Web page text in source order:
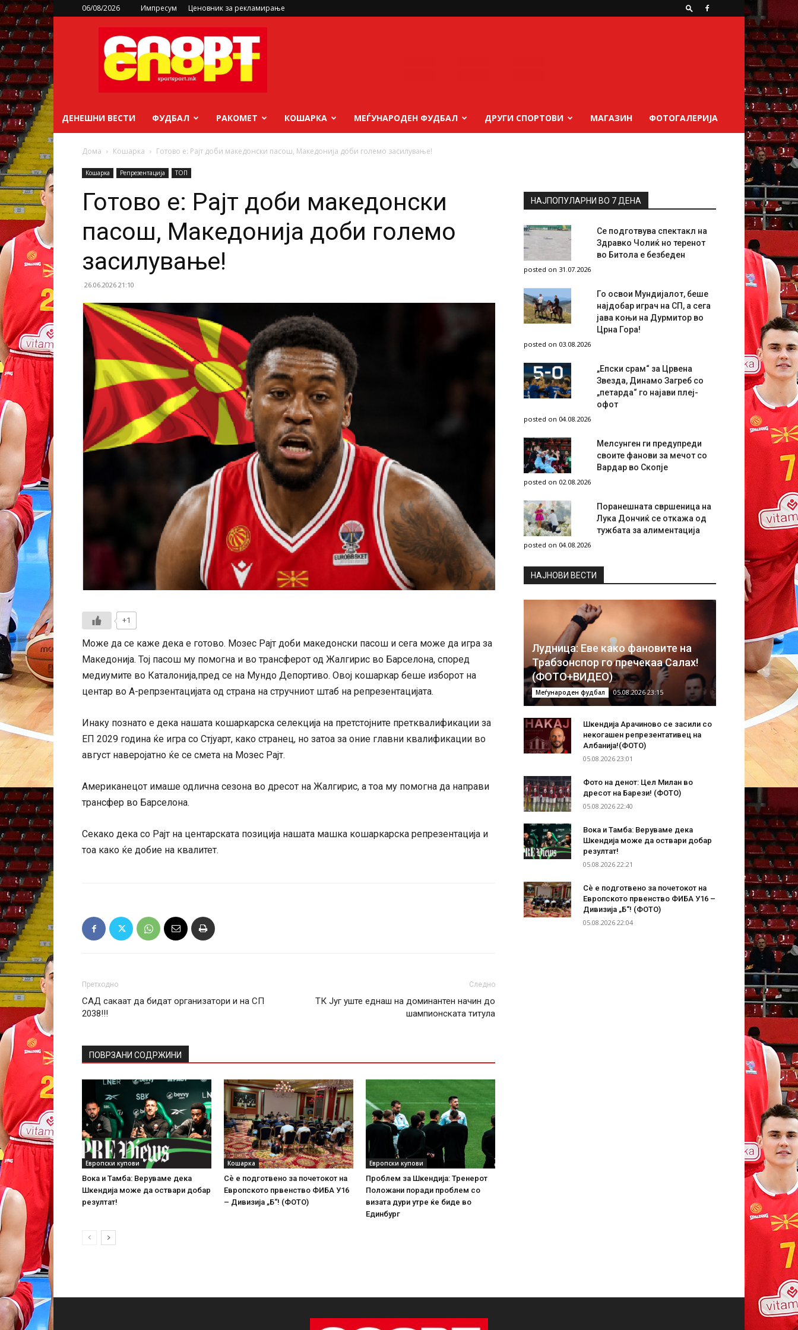
06/08/2026 Импресум Ценовник за рекламирање
sportsport.mk
ДЕНЕШНИ ВЕСТИ ФУДБАЛ РАКОМЕТ КОШАРКА МЕЃУНАРОДЕН ФУДБАЛ ДРУГИ СПОРТОВИ МАГАЗИН ФОТОГАЛЕРИЈА
Дома Кошарка Готово е: Рајт доби македонски пасош, Македонија доби големо засилување!
Кошарка Репрезентација ТОП
Готово е: Рајт доби македонски
пасош, Македонија доби големо
засилување!
26.06.2026 21:10
+1
Може да се каже дека е готово. Мозес Рајт доби македонски пасош и сега може да игра за
Македонија. Тој пасош му помогна и во трансферот од Жалгирис во Барселона, според
медиумите во Каталонија,пред се на Мундо Депортиво. Овој кошаркар беше изборот на
центар во А-репрзентацијата од страна на стручниот штаб на репрезентацијата.
Инаку познато е дека нашата кошаркарска селекција на претстојните претквалификации за
ЕП 2029 година ќе игра со Стјуарт, како странец, но затоа за оние главни квалификации во
август наверојатно ќе се смета на Мозес Рајт.
Американецот имаше одлична сезона во дресот на Жалгирис, а тоа му помогна да направи
трансфер во Барселона.
Секако дека со Рајт на центарската позиција нашата машка кошаркарска репрезентација и
тоа како ќе добие на квалитет.
Претходно
САД сакаат да бидат организатори и на СП
2038!!!
Следно
ТК Југ уште еднаш на доминантен начин до
шампионската титула
ПОВРЗАНИ СОДРЖИНИ
Европски купови
Вока и Тамба: Веруваме дека
Шкендија може да оствари добар
резултат!
Кошарка
Сѐ е подготвено за почетокот на
Европското првенство ФИБА У16
– Дивизија „Б“! (ФОТО)
Европски купови
Проблем за Шкендија: Тренерот
Положани поради проблем со
визата дури утре ќе биде во
Единбург
НАЈПОПУЛАРНИ ВО 7 ДЕНА
Се подготвува спектакл на
Здравко Чолиќ но теренот
во Битола е безбеден
posted on 31.07.2026
Го освои Мундијалот, беше
најдобар играч на СП, а сега
јава коњи на Дурмитор во
Црна Гора!
posted on 03.08.2026
„Епски срам“ за Црвена
Звезда, Динамо Загреб со
„петарда“ го најави плеј-
офот
posted on 04.08.2026
Мелсунген ги предупреди
своите фанови за мечот со
Вардар во Скопје
posted on 02.08.2026
Поранешната свршеница на
Лука Дончиќ се откажа од
тужбата за алиментација
posted on 04.08.2026
НAЈНОВИ ВЕСТИ
Лудница: Еве како фановите на
Трабзонспор го пречекаа Салах!
(ФОТО+ВИДЕО)
Меѓународен фудбал 05.08.2026 23:15
Шкендија Арачиново се засили со
некогашен репрезентативец на
Албанија!(ФОТО)
05.08.2026 23:01
Фото на денот: Цел Милан во
дресот на Барези! (ФОТО)
05.08.2026 22:40
Вока и Тамба: Веруваме дека
Шкендија може да оствари добар
резултат!
05.08.2026 22:21
Сѐ е подготвено за почетокот на
Европското првенство ФИБА У16 –
Дивизија „Б“! (ФОТО)
05.08.2026 22:04